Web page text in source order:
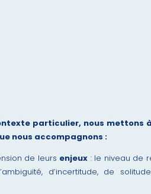
particulier, nous mettons
nous accompagnons :
de leurs enjeux : le niveau de
d’incertitude, de